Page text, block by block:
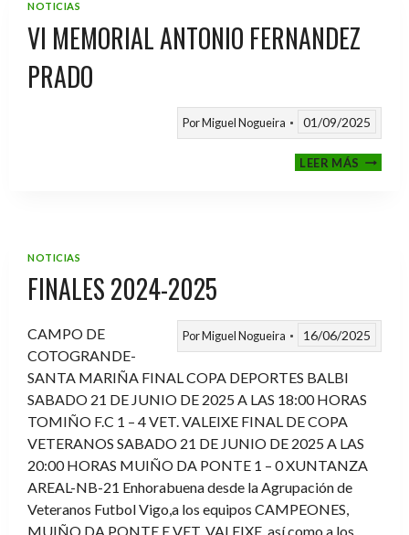
NOTICIAS
VI MEMORIAL ANTONIO FERNANDEZ
PRADO
PorMiguel Nogueira 01/09/2025
LEER MÁSVI
NOTICIAS
FINALES 2024-2025
PorMiguel Nogueira 16/06/2025
CAMPO DE
COTOGRANDE-
SANTA MARIÑA FINAL COPA DEPORTES BALBI
SABADO 21 DE JUNIO DE 2025 A LAS 18:00 HORAS
TOMIÑO F.C 1 – 4 VET. VALEIXE FINAL DE COPA
VETERANOS SABADO 21 DE JUNIO DE 2025 A LAS
20:00 HORAS MUIÑO DA PONTE 1 – 0 XUNTANZA
AREAL-NB-21 Enhorabuena desde la Agrupación de
Veteranos Futbol Vigo,a los equipos CAMPEONES,
MUIÑO DA PONTE E VET. VALEIXE, así como a los